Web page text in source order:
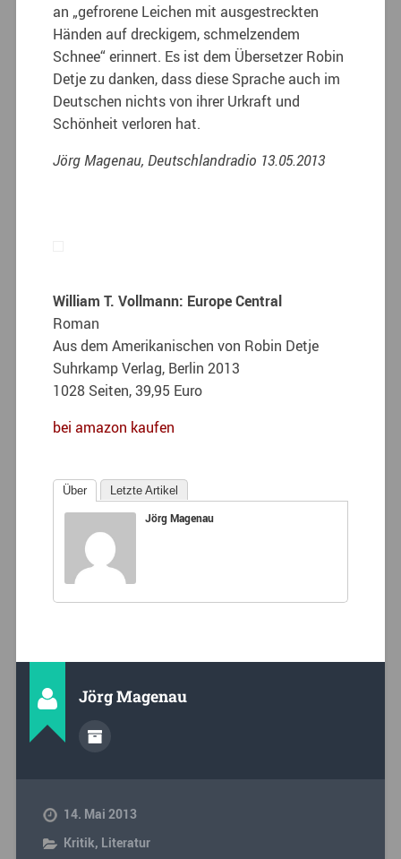
an „gefrorene Leichen mit ausgestreckten
Händen auf dreckigem, schmelzendem
Schnee“ erinnert. Es ist dem Übersetzer Robin
Detje zu danken, dass diese Sprache auch im
Deutschen nichts von ihrer Urkraft und
Schönheit verloren hat.
Jörg Magenau, Deutschlandradio 13.05.2013
William T. Vollmann: Europe Central
Roman
Aus dem Amerikanischen von Robin Detje
Suhrkamp Verlag, Berlin 2013
1028 Seiten, 39,95 Euro
bei amazon kaufen
Über Letzte Artikel
Jörg Magenau
Jörg Magenau
14. Mai 2013
Kritik, Literatur